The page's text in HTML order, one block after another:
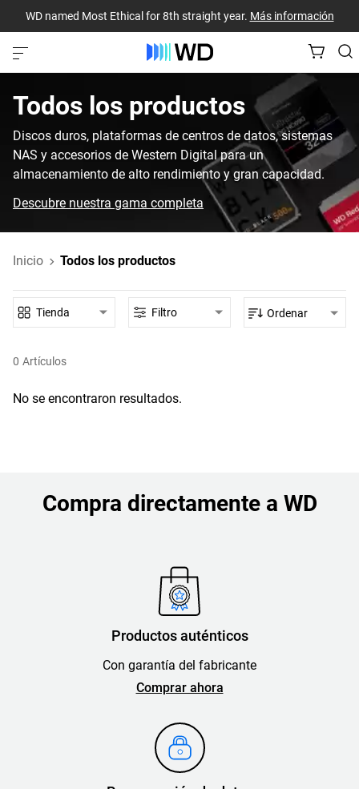
WD named Most Ethical for 8th straight year. Más información
Todos los productos
Discos duros, plataformas de centros de datos, sistemas
NAS y accesorios de Western Digital para un
almacenamiento de alto rendimiento y gran capacidad.
Descubre nuestra gama completa
Inicio Todos los productos
0 Artículos
Tienda Filtro Ordenar
No se encontraron resultados.
Compra directamente a WD
Productos auténticos
Con garantía del fabricante
Comprar ahora